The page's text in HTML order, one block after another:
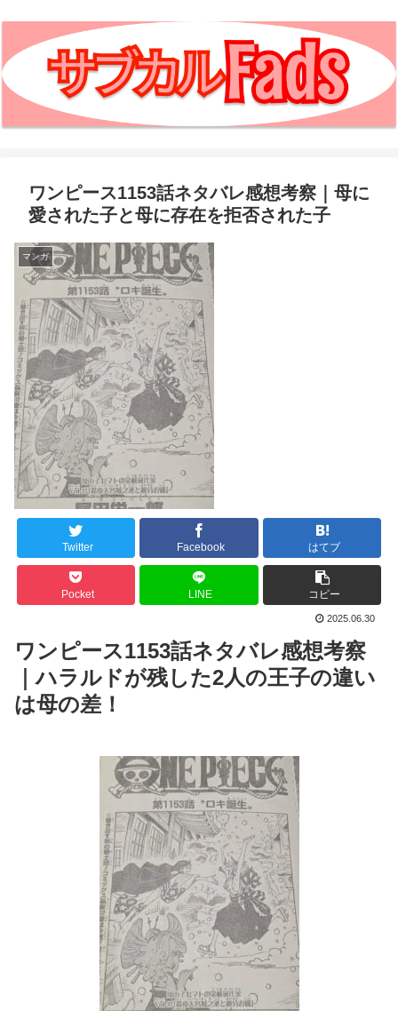
ワンピース1153話ネタバレ感想考察｜母に
愛された子と母に存在を拒否された子
マンガ
Twitter Facebook はてブ
Pocket LINE コピー
2025.06.30
ワンピース1153話ネタバレ感想考察
｜ハラルドが残した2人の王子の違い
は母の差！